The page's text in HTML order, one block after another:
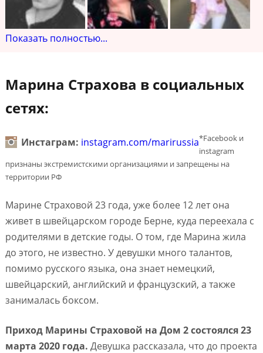
Показать полностью...
Марина Страхова в социальных
сетях:
Инстаграм: instagram.com/marirussia*Facebook и
instagram
признаны экстремистскими организациями и запрещены на
территории РФ
Марине Страховой 23 года, уже более 12 лет она
живет в швейцарском городе Берне, куда переехала с
родителями в детские годы. О том, где Марина жила
до этого, не известно. У девушки много талантов,
помимо русского языка, она знает немецкий,
швейцарский, английский и французский, а также
занималась боксом.
Приход Марины Страховой на Дом 2 состоялся 23
марта 2020 года. Девушка рассказала, что до проекта